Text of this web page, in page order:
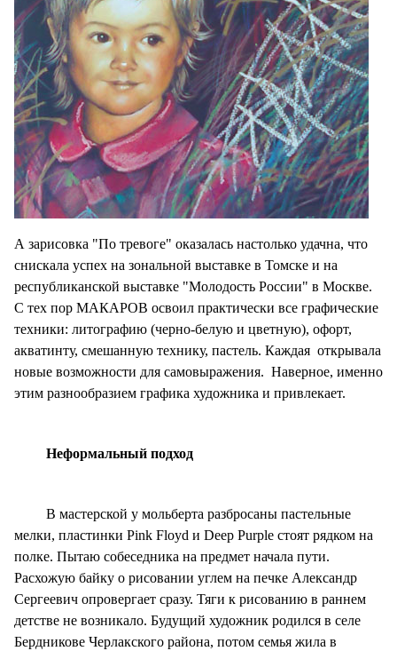
А зарисовка "По тревоге" оказалась настолько удачна, что
снискала успех на зональной выставке в Томске и на
республиканской выставке "Молодость России" в Москве.
С тех пор МАКАРОВ освоил практически все графические
техники: литографию (черно-белую и цветную), офорт,
акватинту, смешанную технику, пастель. Каждая открывала
новые возможности для самовыражения. Наверное, именно
этим разнообразием графика художника и привлекает.
Неформальный подход
В мастерской у мольберта разбросаны пастельные
мелки, пластинки Pink Floyd и Deep Purple стоят рядком на
полке. Пытаю собеседника на предмет начала пути.
Расхожую байку о рисовании углем на печке Александр
Сергеевич опровергает сразу. Тяги к рисованию в раннем
детстве не возникало. Будущий художник родился в селе
Бердникове Черлакского района, потом семья жила в